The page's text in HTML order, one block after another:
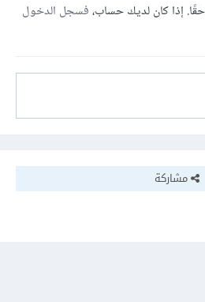
إذا كان لديك حساب،فسجل الدخول
مشاركة